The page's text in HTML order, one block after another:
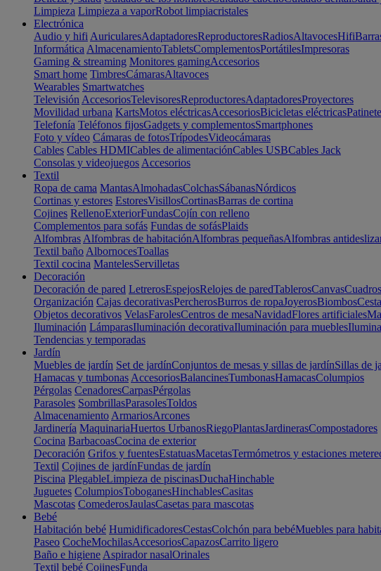
Limpieza Limpieza a vaporRobot limpiacristales
Electrónica
Audio y hifi AuricularesAdaptadoresReproductoresRadiosAltavocesHifi
Informática AlmacenamientoTabletsComplementosPortátilesImpresoras
Gaming & streaming Monitores gamingAccesorios
Smart home TimbresCámarasAltavoces
Wearables Smartwatches
Televisión AccesoriosTelevisoresReproductoresAdaptadoresProyectores
Movilidad urbana KartsMotos eléctricasAccesoriosBicicletas eléctricas
Telefonía Teléfonos fijosGadgets y complementosSmartphones
Foto y vídeo Cámaras de fotosTrípodesVideocámaras
Cables Cables HDMICables de alimentaciónCables USBCables Jack
Consolas y videojuegos Accesorios
Textil
Ropa de cama MantasAlmohadasColchasSábanasNórdicos
Cortinas y estores EstoresVisillosCortinasBarras de cortina
Cojines RellenoExteriorFundasCojín con relleno
Complementos para sofás Fundas de sofásPlaids
Alfombras Alfombras de habitaciónAlfombras pequeñasAlfombras
Textil baño AlbornocesToallas
Textil cocina MantelesServilletas
Decoración
Decoración de pared LetrerosEspejosRelojes de paredTablerosCanvas
Organización Cajas decorativasPercherosBurros de ropaJoyerosBiombos
Objetos decorativos VelasFarolesCentros de mesaNavidadFlores artificiales
Iluminación LámparasIluminación decorativaIluminación para muebles
Tendencias y temporadas
Jardín
Muebles de jardín Set de jardínConjuntos de mesas y sillas de jardínSillas de
Hamacas y tumbonas AccesoriosBalancinesTumbonasHamacasColumpios
Pérgolas CenadoresCarpasPérgolas
Parasoles SombrillasParasolesToldos
Almacenamiento ArmariosArcones
Jardinería MaquinariaHuertos UrbanosRiegoPlantasJardinerasCompostadores
Cocina BarbacoasCocina de exterior
Decoración Grifos y fuentesEstatuasMacetasTermómetros y estaciones
Textil Cojines de jardínFundas de jardín
Piscina PlegableLimpieza de piscinasDuchaHinchable
Juguetes ColumpiosToboganesHinchablesCasitas
Mascotas ComederosJaulasCasetas para mascotas
Bebé
Habitación bebé HumidificadoresCestasColchón para bebéMuebles para
Paseo CocheMochilasAccesoriosCapazosCarrito ligero
Baño e higiene Aspirador nasalOrinales
Textil bebé CojinesFunda